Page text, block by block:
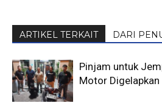
ARTIKEL TERKAIT DARI
Pinjam untuk
Motor Digelapkan